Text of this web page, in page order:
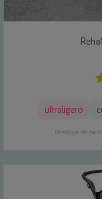
ultraligero
Remolque de